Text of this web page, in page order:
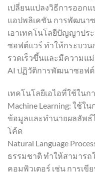
เปลี่ยนแปลงวิธีการออกแ
แอปพลิเคชัน การพัฒนาซ
เอาเทคโนโลยีปัญญาปร
ซอฟต์แวร์ ทำให้กระบว
รวดเร็วขึ้นและมีความแ
AI ปฏิวัติการพัฒนาซอฟต์
เทคโนโลยีเอไอที่ใช้ใน
Machine Learning: ใช้ใ
ข้อมูลและทำนายผลลัพธ์
โค้ด
Natural Language
ธรรมชาติ ทำให้สามาร
คอมพิวเตอร์ เช่น การเ